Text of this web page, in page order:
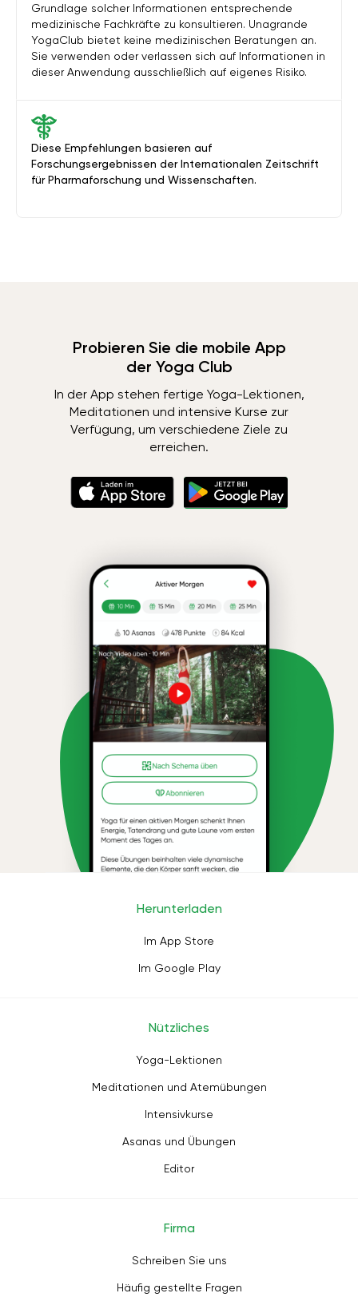
Diese Empfehlungen basieren auf
Forschungsergebnissen der Internationalen Zeitschrift
für Pharmaforschung und Wissenschaften.
Grundlage solcher Informationen entsprechende
medizinische Fachkräfte zu konsultieren. Unagrande
YogaClub bietet keine medizinischen Beratungen an.
Sie verwenden oder verlassen sich auf Informationen in
dieser Anwendung ausschließlich auf eigenes Risiko.
Probieren Sie die mobile App
der Yoga Club
In der App stehen fertige Yoga-Lektionen,
Meditationen und intensive Kurse zur
Verfügung, um verschiedene Ziele zu
erreichen.
Herunterladen
Im App Store
Im Google Play
Nützliches
Yoga-Lektionen
Meditationen und Atemübungen
Intensivkurse
Asanas und Übungen
Editor
Firma
Schreiben Sie uns
Häufig gestellte Fragen